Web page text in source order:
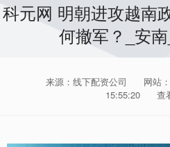
科元网 明朝进攻越南
何撤军？_安
来源：线下配资公司 网站
15:55:20
查